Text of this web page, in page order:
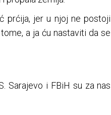
prćija, jer u njoj ne postoji
a ja ću nastaviti da se
Sarajevo i FBiH su za nas